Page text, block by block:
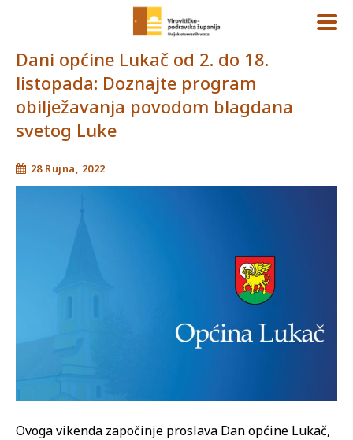
Dani općine Lukač od 2. do 18.
listopada: Doznajte program
obilježavanja povodom blagdana
svetog Luke
28 Rujna, 2022
Ovoga vikenda započinje proslava Dan općine Lukač,